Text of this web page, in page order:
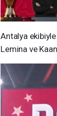
Antalya
Lemina ve